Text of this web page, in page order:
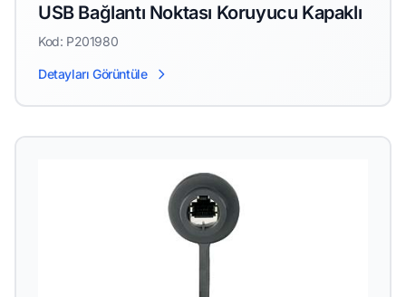
USB Bağlantı Noktası Koruyucu Kapaklı
Kod: P201980
Detayları Görüntüle